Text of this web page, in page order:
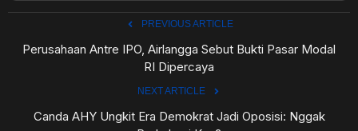
PREVIOUS ARTICLE
Perusahaan Antre IPO, Airlangga Sebut Bukti Pasar Modal
RI Dipercaya
NEXT ARTICLE
Canda AHY Ungkit Era Demokrat Jadi Oposisi: Nggak